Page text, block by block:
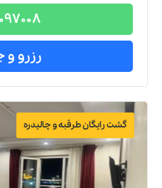
رزرو و
گشت رایگان طرقبه و چالیدره